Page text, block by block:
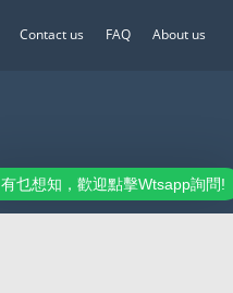
有乜想知，歡迎點擊Wtsapp詢問!
Contact us FAQ About us